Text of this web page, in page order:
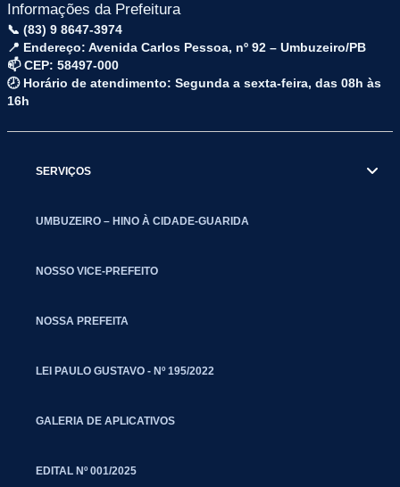
Informações da Prefeitura
📞 (83) 9 8647-3974
📍 Endereço: Avenida Carlos Pessoa, nº 92 – Umbuzeiro/PB
📫 CEP: 58497-000
🕗 Horário de atendimento: Segunda a sexta-feira, das 08h às
16h
SERVIÇOS
UMBUZEIRO – HINO À CIDADE-GUARIDA
NOSSO VICE-PREFEITO
NOSSA PREFEITA
LEI PAULO GUSTAVO - Nº 195/2022
GALERIA DE APLICATIVOS
EDITAL Nº 001/2025